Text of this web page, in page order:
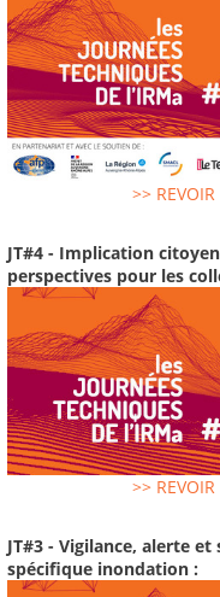
>>
JT#4 - Implication
perspectives pour les
>>
JT#3 - Vigilance, alerte
spécifique inondation :